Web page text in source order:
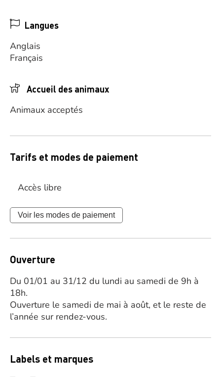
Langues
Anglais
Français
Accueil des animaux
Animaux acceptés
Tarifs et modes de paiement
Accès libre
Voir les modes de paiement
Ouverture
Du 01/01 au 31/12 du lundi au samedi de 9h à
18h.
Ouverture le samedi de mai à août, et le reste de
l’année sur rendez-vous.
Labels et marques